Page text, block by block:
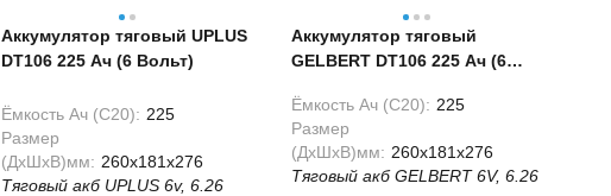
Аккумулятор тяговый UPLUS
DT106 225 Ач (6 Вольт)
Ёмкость Ач (С20): 225
Размер
(ДхШхВ)мм: 260x181x276
Тяговый акб UPLUS 6v, 6.26
Аккумулятор тяговый
GELBERT DT106 225 Ач (6
Ёмкость Ач (С20): 225
Размер
(ДхШхВ)мм: 260x181x276
Тяговый акб GELBERT 6V, 6.26